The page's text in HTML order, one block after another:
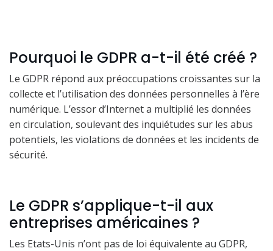
Pourquoi le GDPR a-t-il été créé ?
Le GDPR répond aux préoccupations croissantes sur la
collecte et l’utilisation des données personnelles à l’ère
numérique. L’essor d’Internet a multiplié les données
en circulation, soulevant des inquiétudes sur les abus
potentiels, les violations de données et les incidents de
sécurité.
Le GDPR s’applique-t-il aux
entreprises américaines ?
Les Etats-Unis n’ont pas de loi équivalente au GDPR,